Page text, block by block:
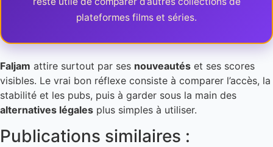
plateformes films et séries.
Faljam attire surtout par ses nouveautés et ses scores
visibles. Le vrai bon réflexe consiste à comparer l’accès, la
stabilité et les pubs, puis à garder sous la main des
alternatives légales plus simples à utiliser.
Publications similaires :